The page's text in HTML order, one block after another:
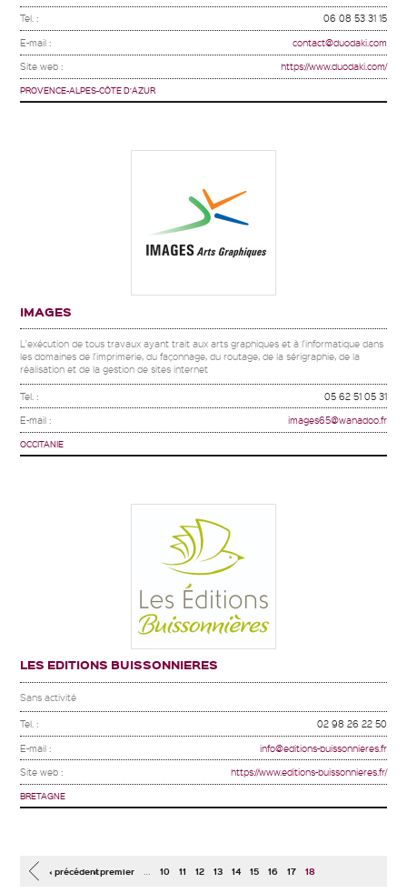
Tel. : 06 08 53 31 15
E-mail : contact@duodaki.com
Site web : https://www.duodaki.com/
PROVENCE-ALPES-CÔTE D'AZUR
IMAGES
L'exécution de tous travaux ayant trait aux arts graphiques et à l'informatique dans
les domaines de l'imprimerie, du façonnage, du routage, de la sérigraphie, de la
réalisation et de la gestion de sites internet
Tel. : 05 62 51 05 31
E-mail : images65@wanadoo.fr
OCCITANIE
LES EDITIONS BUISSONNIERES
Sans activité
Tel. : 02 98 26 22 50
E-mail : info@editions-buissonnieres.fr
Site web : https://www.editions-buissonnieres.fr/
BRETAGNE
Pages
« premier
‹ précédent … 10 11 12 13 14 15 16 17 18